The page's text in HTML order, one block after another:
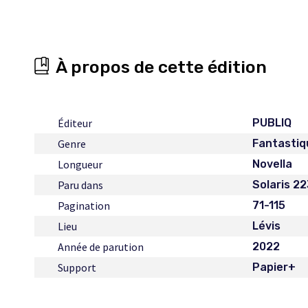
À propos de cette édition
Éditeur PUBLIQ
Genre
Longueur Novella
Paru dans Solaris
Pagination 71-115
Lieu Lévis
Année de parution 2022
Support Papier+